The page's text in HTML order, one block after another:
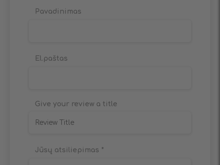
Give your review a title
Jūsų atsiliepimas *
Pavadinimas
El.paštas